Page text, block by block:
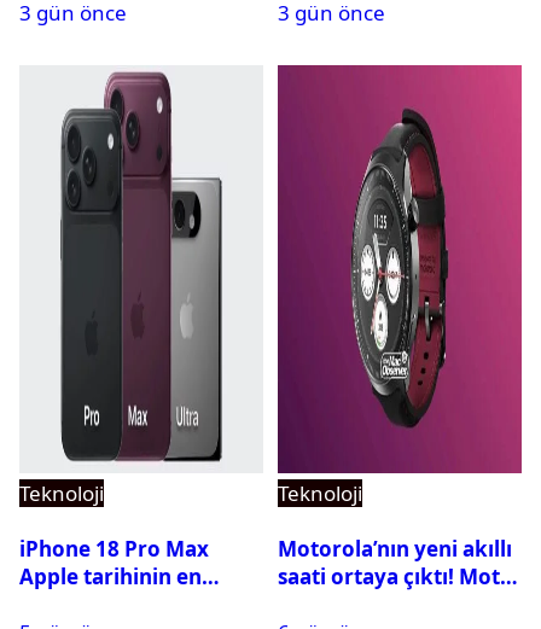
3 gün önce
3 gün önce
Teknoloji
iPhone 18 Pro Max
Apple tarihinin en
Teknoloji
Motorola’nın yeni akıllı
saati ortaya çıktı! Moto